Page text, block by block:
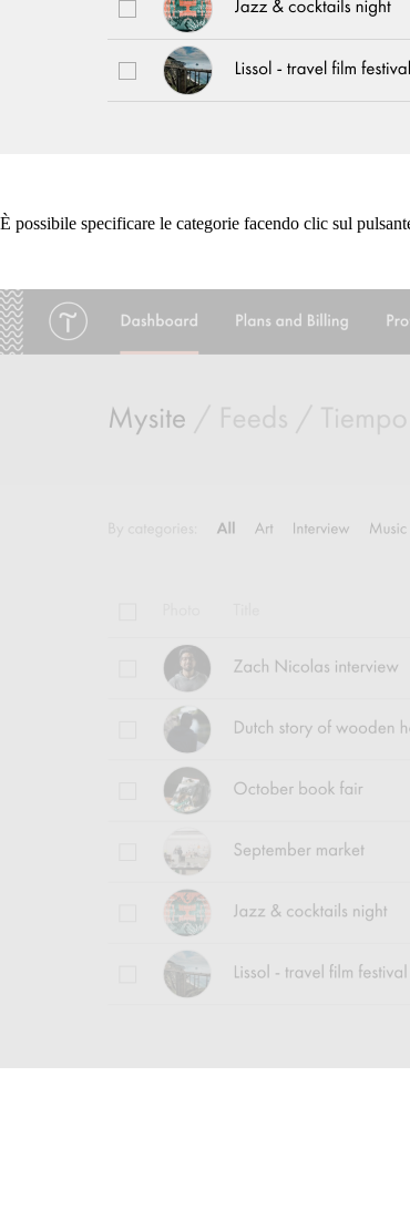
È possibile specificare le categorie facendo clic sul